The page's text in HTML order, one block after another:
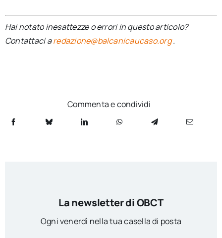
Hai notato inesattezze o errori in questo articolo?
Contattaci aredazione@balcanicaucaso.org.
Commenta e condividi
La newsletter di OBCT
Ogni venerdì nella tua casella di posta